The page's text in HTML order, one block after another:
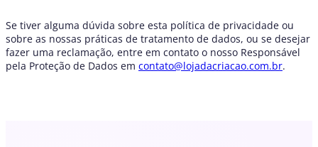
Se tiver alguma dúvida sobre esta política de privacidade ou
sobre as nossas práticas de tratamento de dados, ou se desejar
fazer uma reclamação, entre em contato o nosso Responsável
pela Proteção de Dados em contato@lojadacriacao.com.br.